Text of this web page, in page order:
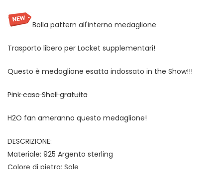
Bolla pattern all'interno medaglione
Trasporto libero per Locket supplementari!
Questo è medaglione esatta indossato in the Show!!!
Pink caso Shell gratuita
H2O fan ameranno questo medaglione!
DESCRIZIONE:
Materiale: 925 Argento sterling